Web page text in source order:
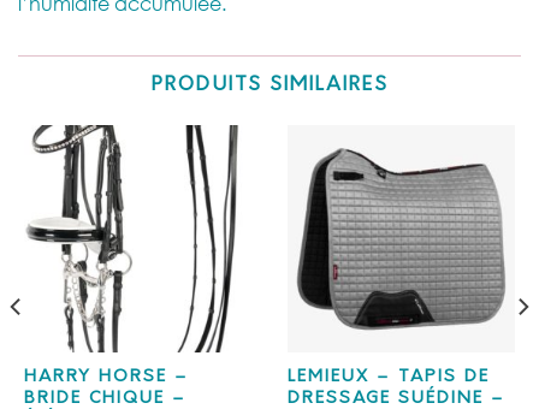
PRODUITS SIMILAIRES
HARRY HORSE –
BRIDE CHIQUE –
LEMIEUX – TAPIS DE
DRESSAGE SUÉDINE –